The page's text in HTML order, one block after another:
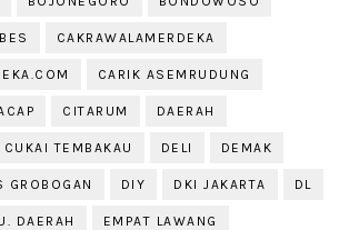
CAKRAWALAMERDEKA
CARIK ASEMRUDUNG
CITARUM DAERAH
TEMBAKAU DELI DEMAK
GROBOGAN DIY DKI JAKARTA DL
DAERAH EMPAT LAWANG